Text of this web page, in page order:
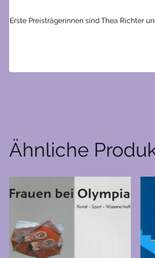
Erste Preisträgerinnen sind Thea Richter
Ähnliche